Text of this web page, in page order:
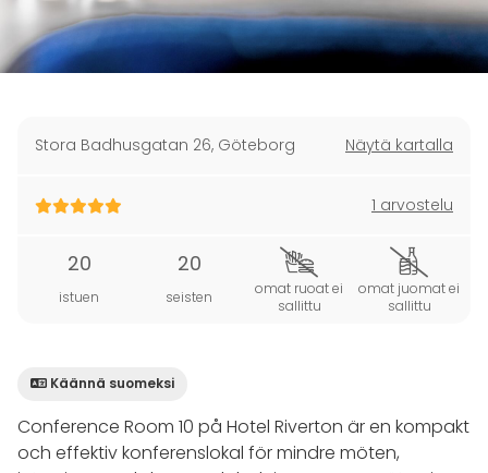
Stora Badhusgatan 26, Göteborg Näytä kartalla
1 arvostelu
20
istuen
20
seisten
omat ruoat ei
sallittu
omat juomat ei
sallittu
Käännä suomeksi
Conference Room 10 på Hotel Riverton är en kompakt
och effektiv konferenslokal för mindre möten,